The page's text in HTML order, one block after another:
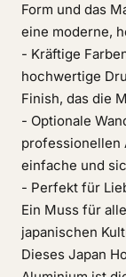
Form und das
eine moderne,
- Kräftige
hochwertige
Finish, das die
- Optionale
professionellen
einfache und
- Perfekt für
Ein Muss für
japanischen
Dieses Japan